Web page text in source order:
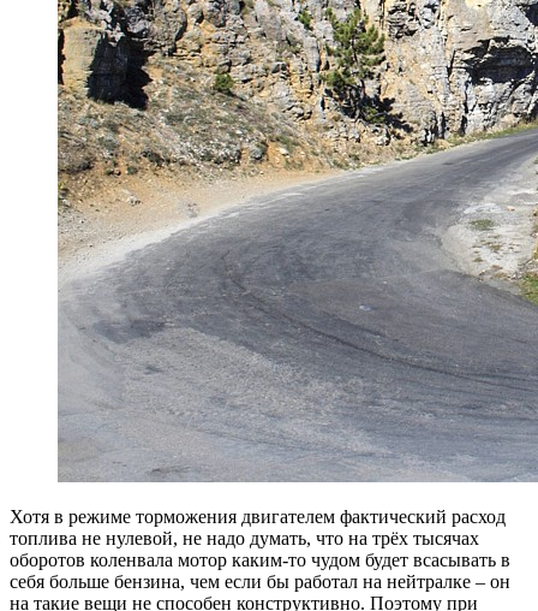
Хотя в режиме торможения двигателем фактический расход
топлива не нулевой, не надо думать, что на трёх тысячах
оборотов коленвала мотор каким-то чудом будет всасывать в
себя больше бензина, чем если бы работал на нейтралке – он
на такие вещи не способен конструктивно. Поэтому при